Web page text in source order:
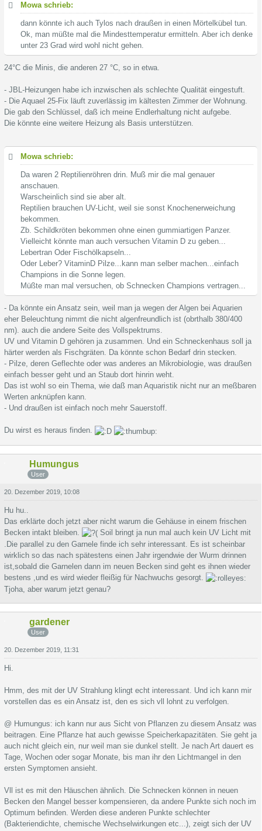
Mowa schrieb:
dann könnte ich auch Tylos nach draußen in einen Mörtelkübel tun.
Ok, man müßte mal die Mindesttemperatur ermitteln. Aber ich denke
unter 23 Grad wird wohl nicht gehen.
24°C die Minis, die anderen 27 °C, so in etwa.
- JBL-Heizungen habe ich inzwischen als schlechte Qualität eingestuft.
- Die Aquael 25-Fix läuft zuverlässig im kältesten Zimmer der Wohnung.
Die gab den Schlüssel, daß ich meine Endlerhaltung nicht aufgebe.
Die könnte eine weitere Heizung als Basis unterstützen.
Mowa schrieb:
Da waren 2 Reptilienröhren drin. Muß mir die mal genauer
anschauen.
Warscheinlich sind sie aber alt.
Reptilien brauchen UV-Licht, weil sie sonst Knochenerweichung
bekommen.
Zb. Schildkröten bekommen ohne einen gummiartigen Panzer.
Vielleicht könnte man auch versuchen Vitamin D zu geben...
Lebertran Oder Fischölkapseln...
Oder Leber? VitaminD Pilze...kann man selber machen...einfach
Champions in die Sonne legen.
Müßte man mal versuchen, ob Schnecken Champions vertragen...
- Da könnte ein Ansatz sein, weil man ja wegen der Algen bei Aquarien
eher Beleuchtung nimmt die nicht algenfreundlich ist (obrthalb 380/400
nm). auch die andere Seite des Vollspektrums.
UV und Vitamin D gehören ja zusammen. Und ein Schneckenhaus soll ja
härter werden als Fischgräten. Da könnte schon Bedarf drin stecken.
- Pilze, deren Geflechte oder was anderes an Mikrobiologie, was draußen
einfach besser geht und an Staub dort hinrin weht.
Das ist wohl so ein Thema, wie daß man Aquaristik nicht nur an meßbaren
Werten anknüpfen kann.
- Und draußen ist einfach noch mehr Sauerstoff.
Du wirst es heraus finden.
Humungus
User
20. Dezember 2019, 10:08
Hu hu..
Das erklärte doch jetzt aber nicht warum die Gehäuse in einem frischen
Becken intakt bleiben.
Soil bringt ja nun mal auch kein UV Licht mit
.Die parallel zu den Garnele finde ich sehr interessant. Es ist scheinbar
wirklich so das nach spätestens einen Jahr irgendwie der Wurm drinnen
ist,sobald die Garnelen dann im neuen Becken sind geht es ihnen wieder
bestens ,und es wird wieder fleißig für Nachwuchs gesorgt.
Tjoha, aber warum jetzt genau?
gardener
User
20. Dezember 2019, 11:31
Hi.
Hmm, des mit der UV Strahlung klingt echt interessant. Und ich kann mir
vorstellen das es ein Ansatz ist, den es sich vll lohnt zu verfolgen.
@ Humungus: ich kann nur aus Sicht von Pflanzen zu diesem Ansatz was
beitragen. Eine Pflanze hat auch gewisse Speicherkapazitäten. Sie geht ja
auch nicht gleich ein, nur weil man sie dunkel stellt. Je nach Art dauert es
Tage, Wochen oder sogar Monate, bis man ihr den Lichtmangel in den
ersten Symptomen ansieht.
Vll ist es mit den Häuschen ähnlich. Die Schnecken können in neuen
Becken den Mangel besser kompensieren, da andere Punkte sich noch im
Optimum befinden. Werden diese anderen Punkte schlechter
(Bakteriendichte, chemische Wechselwirkungen etc...), zeigt sich der UV